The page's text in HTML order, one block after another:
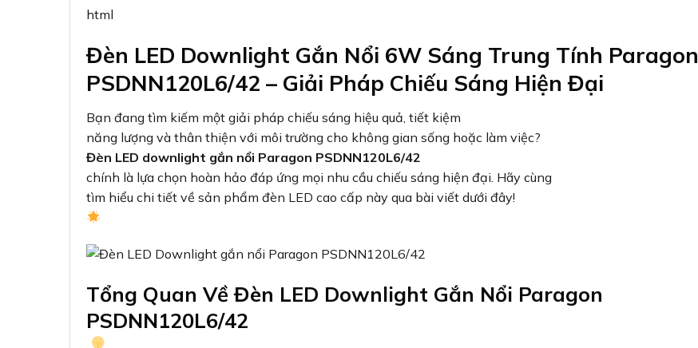
html
Đèn LED Downlight Gắn Nổi 6W Sáng Trung Tính Paragon
PSDNN120L6/42 – Giải Pháp Chiếu Sáng Hiện Đại
Bạn đang tìm kiếm một giải pháp chiếu sáng hiệu quả, tiết kiệm
năng lượng và thân thiện với môi trường cho không gian sống hoặc làm việc?
Đèn LED downlight gắn nổi Paragon PSDNN120L6/42
chính là lựa chọn hoàn hảo đáp ứng mọi nhu cầu chiếu sáng hiện đại. Hãy cùng
tìm hiểu chi tiết về sản phẩm đèn LED cao cấp này qua bài viết dưới đây!
Tổng Quan Về Đèn LED Downlight Gắn Nổi Paragon
PSDNN120L6/42